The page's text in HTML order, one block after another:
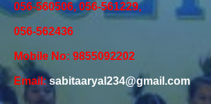
056-560506, 056-561229,
056-562436
Mobile No: 9855092202
Email:sabitaaryal234@gmail.com